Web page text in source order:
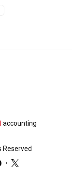
accounting
Reserved
•